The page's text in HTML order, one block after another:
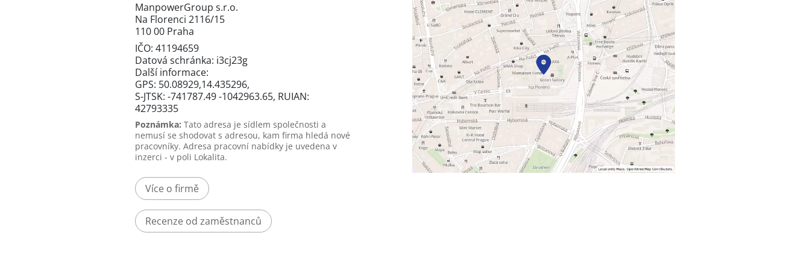
ManpowerGroup s.r.o.
Na Florenci 2116/15
110 00 Praha
IČO: 41194659
Datová schránka: i3cj23g
Další informace:
GPS: 50.08929,14.435296,
S-JTSK: -741787.49 -1042963.65, RUIAN:
42793335
Poznámka: Tato adresa je sídlem společnosti a
nemusí se shodovat s adresou, kam firma hledá nové
pracovníky. Adresa pracovní nabídky je uvedena v
inzerci - v poli Lokalita.
Více o firmě
Recenze od zaměstnanců